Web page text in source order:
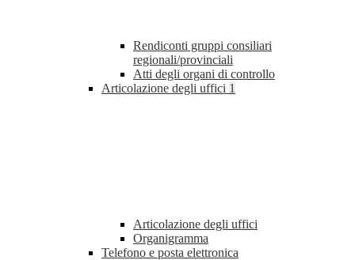
Rendiconti gruppi consiliari
regionali/provinciali
Atti degli organi di controllo
Articolazione degli uffici 1
Articolazione degli uffici
Organigramma
Telefono e posta elettronica